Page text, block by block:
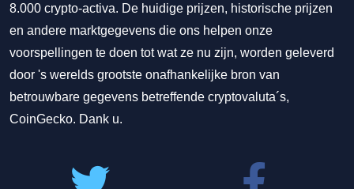
8.000 crypto-activa. De huidige prijzen, historische prijzen
en andere marktgegevens die ons helpen onze
voorspellingen te doen tot wat ze nu zijn, worden geleverd
door 's werelds grootste onafhankelijke bron van
betrouwbare gegevens betreffende cryptovaluta´s,
CoinGecko. Dank u.